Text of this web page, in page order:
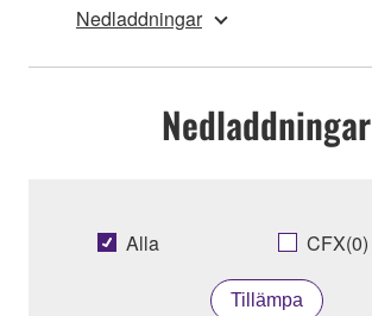
Nedladdningar
Nedladdningar
Alla CFX(0)
Tillämpa